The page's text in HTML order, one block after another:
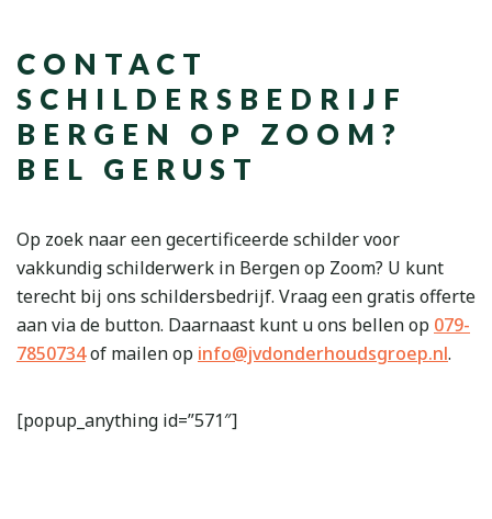
CONTACT
SCHILDERSBEDRIJF
BERGEN OP ZOOM?
BEL GERUST
Op zoek naar een gecertificeerde schilder voor
vakkundig schilderwerk in Bergen op Zoom? U kunt
terecht bij ons schildersbedrijf. Vraag een gratis offerte
aan via de button. Daarnaast kunt u ons bellen op 079-
7850734of mailen op info@jvdonderhoudsgroep.nl.
[popup_anything id=”571″]